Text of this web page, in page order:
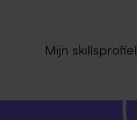
Mijn skillsprofiel